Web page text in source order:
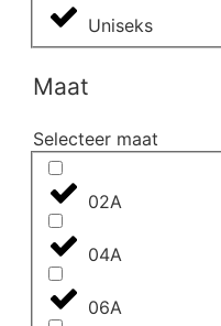
Uniseks
Maat
Selecteer maat
02A
04A
06A